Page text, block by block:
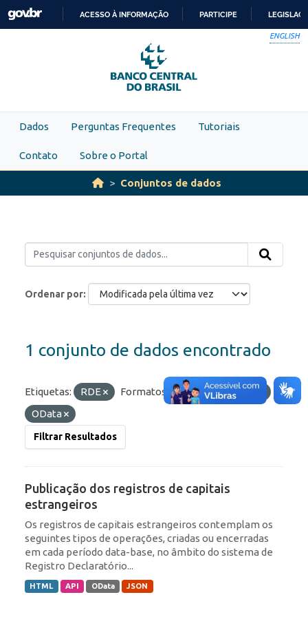
Skip to main content
PARA
O
CONTEÚDO
ACESSO À INFORMAÇÃO PARTICIPE
ENGLISH
Dados Perguntas Frequentes Tutoriais
Contato Sobre o Portal
Conjuntos de dados
Ordenar por
1 conjunto de dados encontrado
Etiquetas: RDE Formatos: HTML
JSON
OData
Filtrar Resultados
Publicação dos registros de capitais
estrangeiros
Os registros de capitais estrangeiros contemplam os
seguintes tipos de operações, criadas ou encerradas
em cada período data-base, no âmbito do sistema de
Registro Declaratório...
HTML API OData JSON